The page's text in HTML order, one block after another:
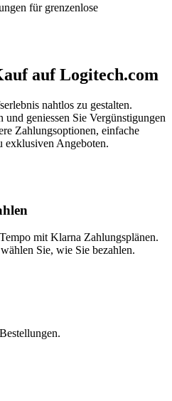
für grenzenlose
auf Logitech.com
nahtlos zu gestalten.
geniessen Sie Vergünstigungen
Zahlungsoptionen, einfache
exklusiven Angeboten.
mit Klarna Zahlungsplänen.
Sie, wie Sie bezahlen.